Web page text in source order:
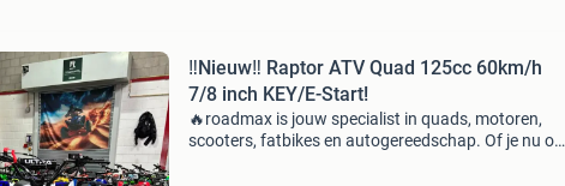
‼️Nieuw‼️ Raptor ATV Quad 125cc 60km/h
7/8 inch KEY/E-Start!
🔥roadmax is jouw specialist in quads, motoren,
scooters, fatbikes en autogereedschap. Of je nu op